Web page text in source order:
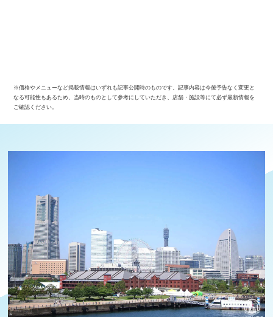
※価格やメニューなど掲載情報はいずれも記事公開時のものです。記事内容は今後予告なく変更と
なる可能性もあるため、当時のものとして参考にしていただき、店舗・施設等にて必ず最新情報を
ご確認ください。